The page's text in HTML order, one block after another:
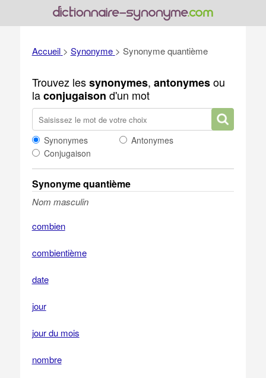
Accueil > Synonyme > Synonyme quantième
Trouvez lessynonymes, antonymesou
laconjugaison d'un mot
Synonymes
Antonymes
Conjugaison
Synonyme quantième
Nom masculin
combien
combientième
date
jour
jour du mois
nombre